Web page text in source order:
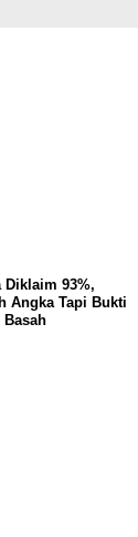
Diklaim 93%,
Angka Tapi Bukti